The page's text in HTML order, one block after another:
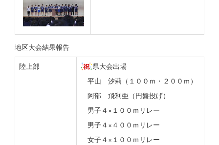
地区大会結果報告
陸上部
県大会出場
平山 汐莉（１００ｍ・２００ｍ）
阿部 飛利亜（円盤投げ）
男子４×１００ｍリレー
男子４×４００ｍリレー
女子４×１００ｍリレー